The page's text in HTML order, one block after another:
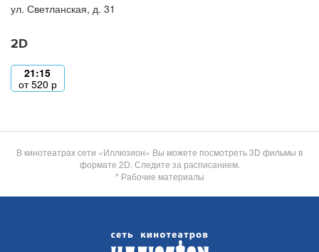
ул. Светланская, д. 31
2D
21:15
от520 р
В кинотеатрах сети «Иллюзион» Вы можете посмотреть 3D фильмы в
формате 2D. Следите за расписанием.
* Рабочие материалы